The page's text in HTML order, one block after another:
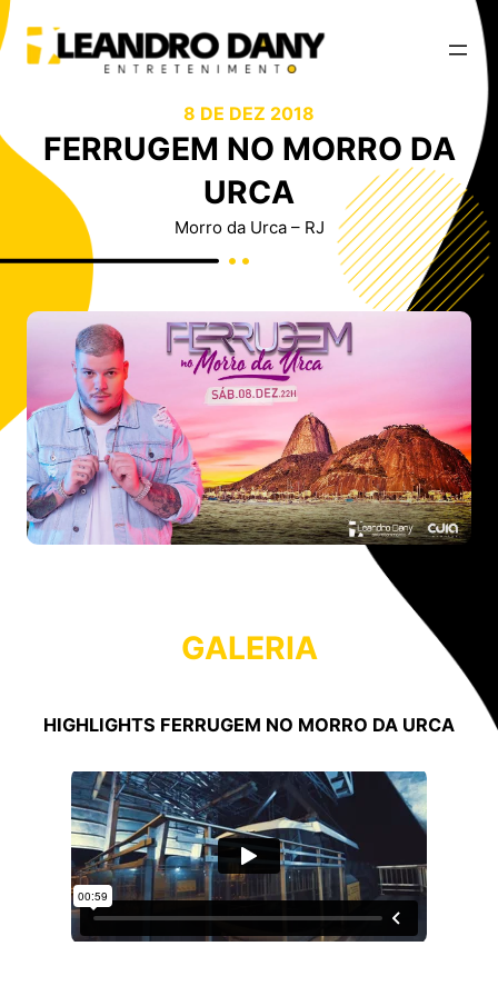
8 DE DEZ 2018
FERRUGEM NO MORRO DA
URCA
Morro da Urca – RJ
GALERIA
HIGHLIGHTS FERRUGEM NO MORRO DA URCA